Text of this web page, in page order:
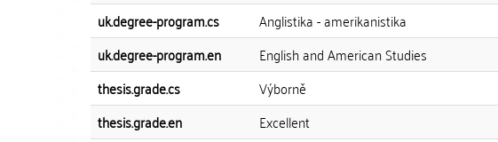
uk.degree-program.cs
Anglistika - amerikanistika
uk.degree-program.en
English and American Studies
thesis.grade.cs
Výborně
thesis.grade.en
Excellent